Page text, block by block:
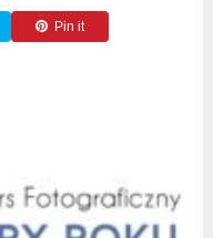
Pin it